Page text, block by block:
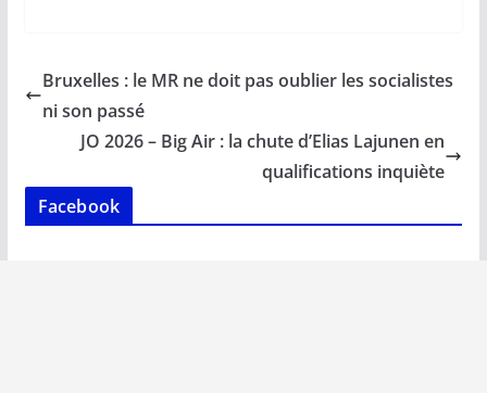
b
o
o
k
l s
p
e
n
y
n
k
g
Bruxelles : le MR ne doit pas oublier les socialistes
ni son passé
JO 2026 – Big Air : la chute d’Elias Lajunen en
qualifications inquiète
Facebook